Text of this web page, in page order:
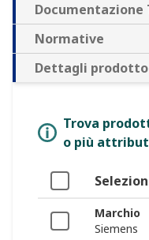
Documentazione
Normative
Dettagli prodotto
Trova
o più
Marchio
Siemens